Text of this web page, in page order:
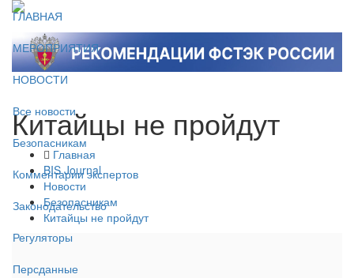
ГЛАВНАЯ
МЕРОПРИЯТИЯ
НОВОСТИ
Все новости
Безопасникам
Комментарии экспертов
Законодательство
Регуляторы
Персданные
Китайцы не пройдут
Главная
BIS Journal
Новости
Безопасникам
Китайцы не пройдут